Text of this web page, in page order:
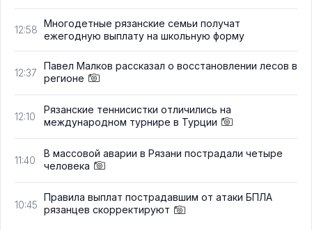
12:58
Многодетные рязанские семьи получат
ежегодную выплату на школьную форму
12:37
Павел Малков рассказал о восстановлении лесов в
регионе
12:10
Рязанские теннисистки отличились на
международном турнире в Турции
11:40
В массовой аварии в Рязани пострадали четыре
человека
10:45
Правила выплат пострадавшим от атаки БПЛА
рязанцев скорректируют